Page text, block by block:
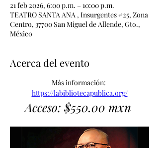
21 feb 2026, 6:00 p.m. – 10:00 p.m.
TEATRO SANTA ANA , Insurgentes #25, Zona
Centro, 37700 San Miguel de Allende, Gto.,
México
Acerca del evento
Más información:
https://labibliotecapublica.org/
Acceso: $550.00 mxn